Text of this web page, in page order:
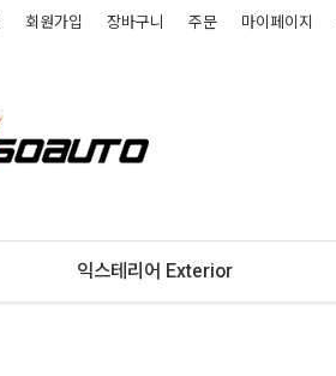
회원가입 장바구니 주문 마이페이지
익스테리어 Exterior